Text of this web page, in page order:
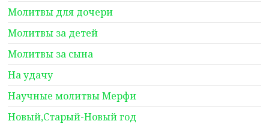
Молитвы для дочери
Молитвы за детей
Молитвы за сына
На удачу
Научные молитвы Мерфи
Новый,Старый-Новый год